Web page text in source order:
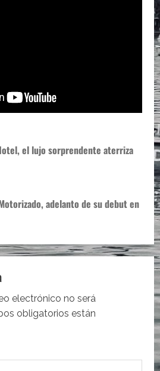
el lujo sorprendente aterriza
adelanto de su debut en
electrónico no será
obligatorios están